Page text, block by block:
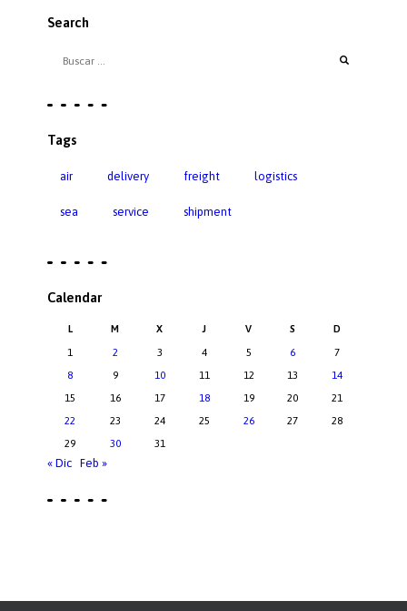
Search
Tags
air delivery freight logistics
sea service shipment
Calendar
L M X J V S
D
1
2 3 4 5 6
7
8
9 10 11 12 13
14
15
16 17 18 19 20
21
22
23 24 25 26 27
28
29
30 31
« Dic Feb »